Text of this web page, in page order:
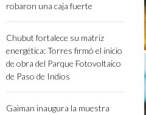
robaron una caja fuerte
Chubut fortalece su matriz
energética: Torres firmó el inicio
de obra del Parque Fotovoltaico
de Paso de Indios
Gaiman inaugura la muestra